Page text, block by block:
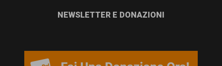
NEWSLETTER E DONAZIONI